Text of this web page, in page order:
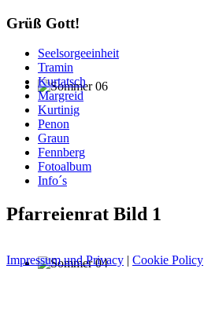
Grüß Gott!
Seelsorgeeinheit
Tramin
Kurtatsch
Margreid
Kurtinig
Penon
Graun
Fennberg
Fotoalbum
Info´s
Pfarreienrat Bild 1
Impressum und Privacy | Cookie Policy